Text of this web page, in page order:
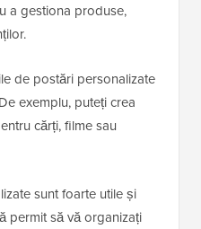
a gestiona produse,
de postări personalizate
exemplu, puteți crea
cărți, filme sau
sunt foarte utile și
permit să vă organizați